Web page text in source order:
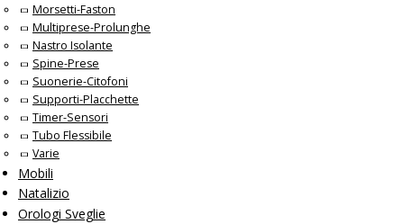
Morsetti-Faston
Multiprese-Prolunghe
Nastro Isolante
Spine-Prese
Suonerie-Citofoni
Supporti-Placchette
Timer-Sensori
Tubo Flessibile
Varie
Mobili
Natalizio
Orologi Sveglie